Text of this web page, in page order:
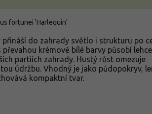
fortunei 'Harlequin'
přináší do zahrady světlo i strukturu po
krémově bílé barvy působí
partiích zahrady. Hustý růst omezuje
údržbu. Vhodný je jako půdopokryv,
kompaktní tvar.